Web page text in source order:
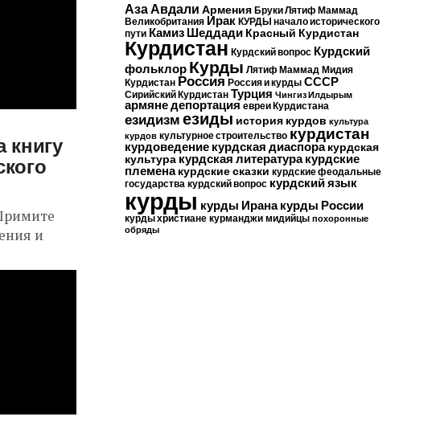
книгу
и
Аза Авдали Армения Бруки Лятиф Маммад
Великобритания Ирак КУРДЫ начало исторического
пути Камиз Шеддади Красный Курдистан
Курдистан Курдский вопрос Курдский
фольклор Курды Лятиф Маммад Мидия
Курдистан Россия Россия и курды СССР
Сирийский Курдистан Турция Чингиз Илдырым
армянедепортация евреи Курдистана
езидизмезиды история курдов культура
курдов культурное строительство курдистан
курдоведение курдская диаспора курдская
культура курдская литература курдские
племена курдские сказки курдские феодальные
государства курдский вопрос курдский язык
курды курды Ирана курды России
курды христиане курманджи мидийцы похоронные
обряды